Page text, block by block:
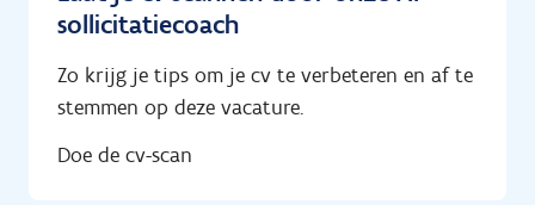
sollicitatiecoach
Zo krijg je tips om je cv te verbeteren en af te
stemmen op deze vacature.
Doe de cv-scan